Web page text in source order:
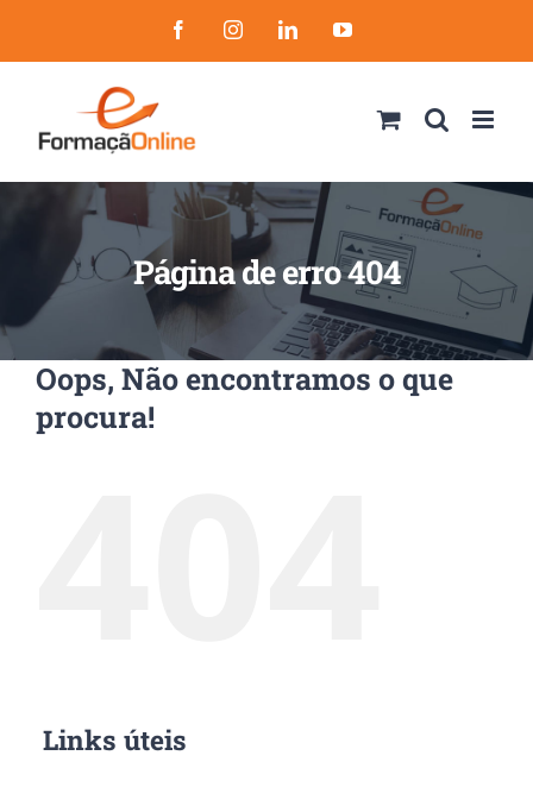
to
FacebookInstagramLinkedInYouTube
Página de erro 404
Oops, Não encontramos o que
procura!
Links úteis